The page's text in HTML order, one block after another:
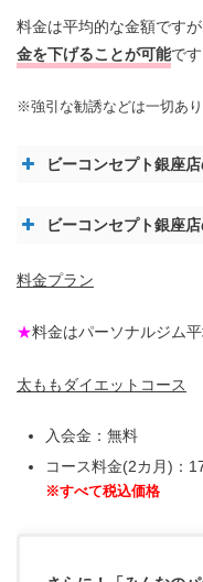
料金は平均的な金額ですが
金を下げることが可能です
※強引な勧誘などは一切あり
ビーコンセプト銀座
ビーコンセプト銀座
料金プラン
★料金はパーソナルジム平
太ももダイエットコース
入会金：無料
コース料金(2カ月)：
※すべて税込価格